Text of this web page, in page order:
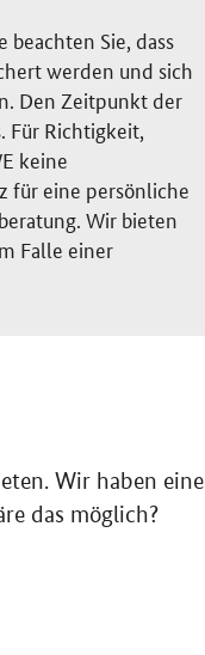
Sie, dass
werden und sich
Den Zeitpunkt der
Für Richtigkeit,
keine
für eine persönliche
Wir bieten
Falle einer
Wir haben
das möglich?